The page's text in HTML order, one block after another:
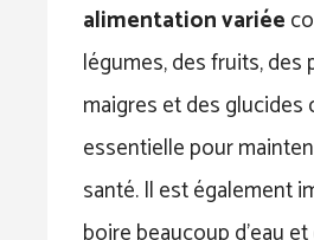
alimentation variée
légumes, des fruits, des
maigres et des
essentielle pour
santé. Il est également